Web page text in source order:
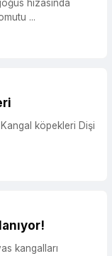
hizasında
...
köpekleri Dişi
kangalları